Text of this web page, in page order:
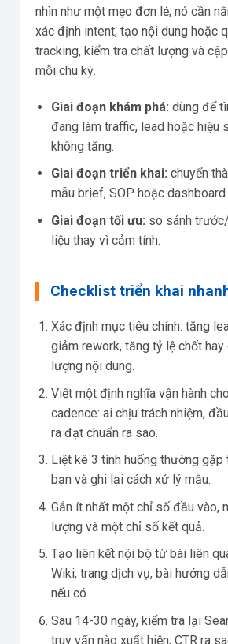
nhìn như một mẹo đơn lẻ; nó cần
xác định intent, tạo nội dung hoặc
tracking, kiểm tra chất lượng và
mỗi chu kỳ.
Giai đoạn khám phá: dùng để
đang làm traffic, lead hoặc hiệu
không tăng.
Giai đoạn triển khai: chuyển
mẫu brief, SOP hoặc dashboard
Giai đoạn tối ưu: so sánh
liệu thay vì cảm tính.
Checklist triển khai
Xác định mục tiêu chính: tăng
giảm rework, tăng tỷ lệ chốt
lượng nội dung.
Viết một định nghĩa vận hành
cadence: ai chịu trách nhiệm,
ra đạt chuẩn ra sao.
Liệt kê 3 tình huống thường gặp
bạn và ghi lại cách xử lý mẫu.
Gắn ít nhất một chỉ số đầu vào,
lượng và một chỉ số kết quả.
Tạo liên kết nội bộ từ bài liên
Wiki, trang dịch vụ, bài hướng
nếu có.
Sau 14-30 ngày, kiểm tra lại
truy vấn nào xuất hiện, CTR ra